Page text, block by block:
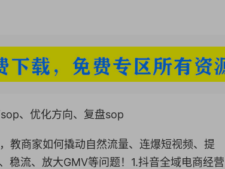
、优化方向、复盘sop
教商家如何撬动自然流量、连爆短视频、提
稳流、放大GMV等问题！1.抖音全域电商经营